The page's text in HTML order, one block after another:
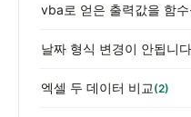
vba로 얻은 출력값을 함
날짜 형식 변경이 안됩니
엑셀 두 데이터 비교 (2)